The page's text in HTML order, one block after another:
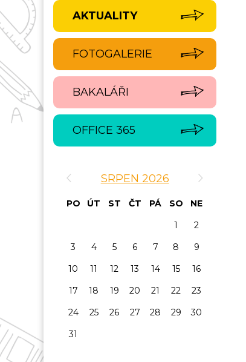
AKTUALITY
FOTOGALERIE
BAKALÁŘI
OFFICE 365
SRPEN 2026
PO ÚT ST ČT PÁ SO
NE
1
2
3
4 5 6 7 8
9
10
11 12 13 14 15
16
17
18 19 20 21 22
23
24
25 26 27 28 29
30
31